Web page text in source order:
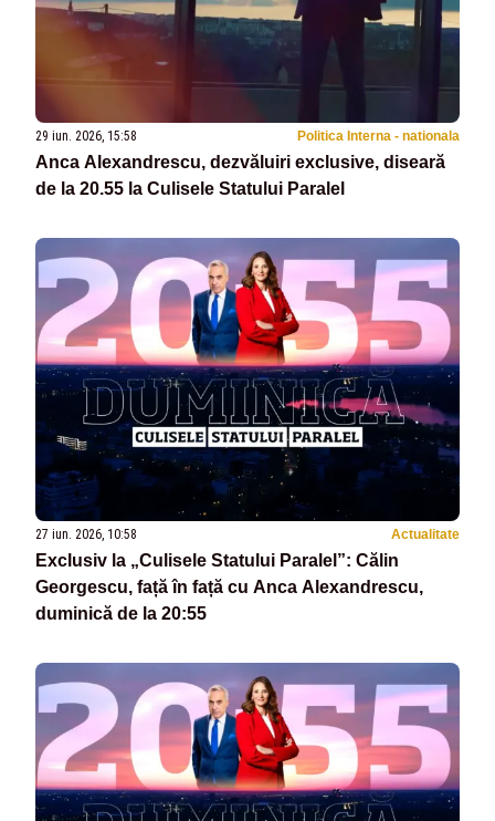
29 iun. 2026, 15:58 Politica Interna - nationala
Anca Alexandrescu, dezvăluiri exclusive, diseară
de la 20.55 la Culisele Statului Paralel
27 iun. 2026, 10:58 Actualitate
Exclusiv la „Culisele Statului Paralel”: Călin
Georgescu, față în față cu Anca Alexandrescu,
duminică de la 20:55